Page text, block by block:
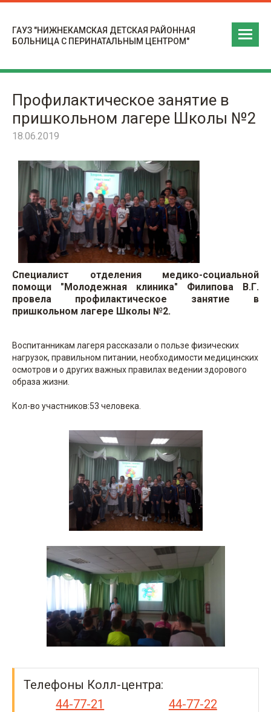
ГАУЗ "НИЖНЕКАМСКАЯ ДЕТСКАЯ РАЙОННАЯ
БОЛЬНИЦА С ПЕРИНАТАЛЬНЫМ ЦЕНТРОМ"
Профилактическое занятие в
пришкольном лагере Школы №2
18.06.2019
Специалист отделения медико-социальной
помощи "Молодежная клиника" Филипова В.Г.
провела профилактическое занятие в
пришкольном лагере Школы №2.
Воспитанникам лагеря рассказали о пользе физических
нагрузок, правильном питании, необходимости медицинских
осмотров и о других важных правилах ведении здорового
образа жизни.
Кол-во участников:53 человека.
Телефоны Колл-центра:
44-77-21
44-77-22